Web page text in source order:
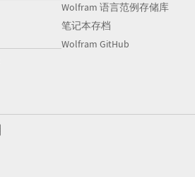
Wolfram 语言范例存储库
笔记本存档
Wolfram GitHub